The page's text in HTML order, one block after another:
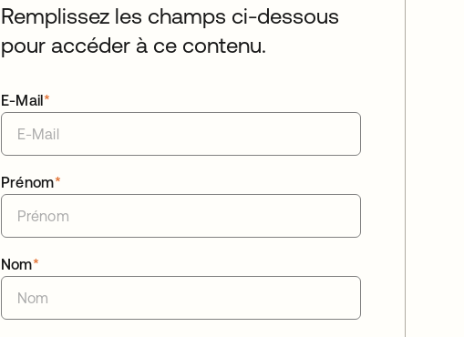
Remplissez les champs ci-dessous
pour accéder à ce contenu.
*
E-Mail
*
Prénom
*
Nom